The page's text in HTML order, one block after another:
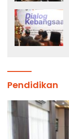
Pendidikan